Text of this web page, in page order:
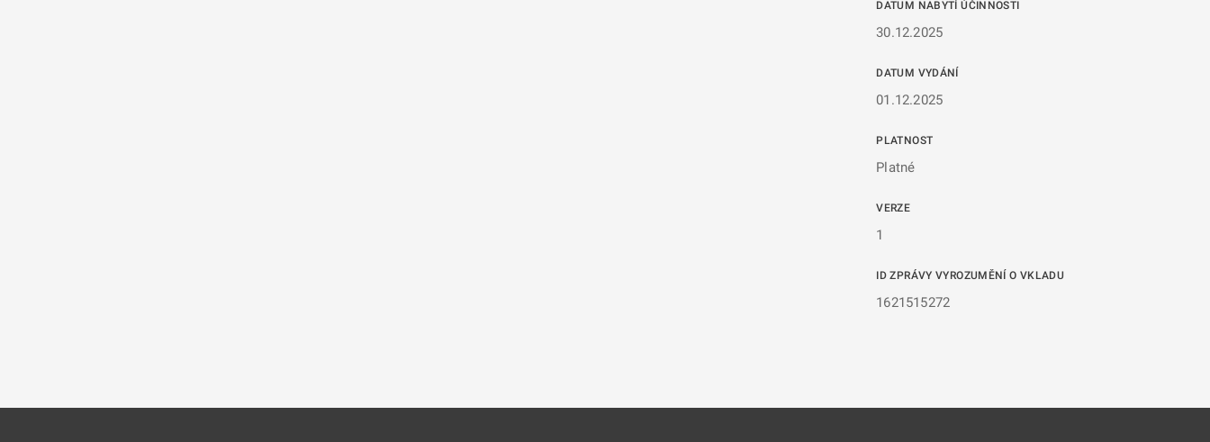
DATUM NABYTÍ ÚČINNOSTI
30.12.2025
DATUM VYDÁNÍ
01.12.2025
PLATNOST
Platné
VERZE
1
ID ZPRÁVY VYROZUMĚNÍ O VKLADU
1621515272